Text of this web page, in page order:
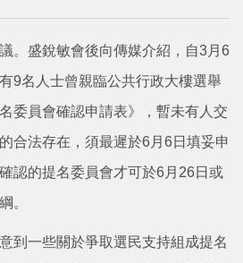
。盛銳敏會後向傳媒介紹，自3月6
9名人士曾親臨公共行政大樓選舉
委員會確認申請表》，暫未有人交
合法存在，須最遲於6月6日填妥申
認的提名委員會才可於6月26日或
。
到一些關於爭取選民支持組成提名